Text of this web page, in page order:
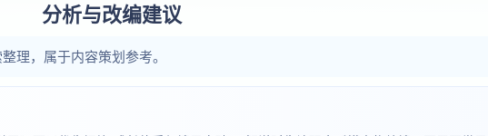
分析与改编建议
理，属于内容策划参考。